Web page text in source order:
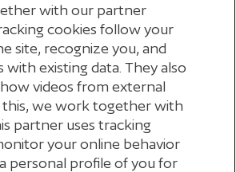
VRAGEN
with our partner
cookies follow your
site, recognize you, and
with existing data. They also
videos from external
this, we work together with
partner uses tracking
your online behavior
personal profile of you for